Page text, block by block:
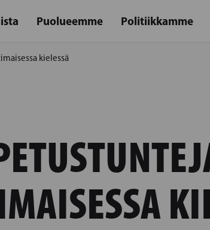
Puolueemme Politiikkamme
kielessä